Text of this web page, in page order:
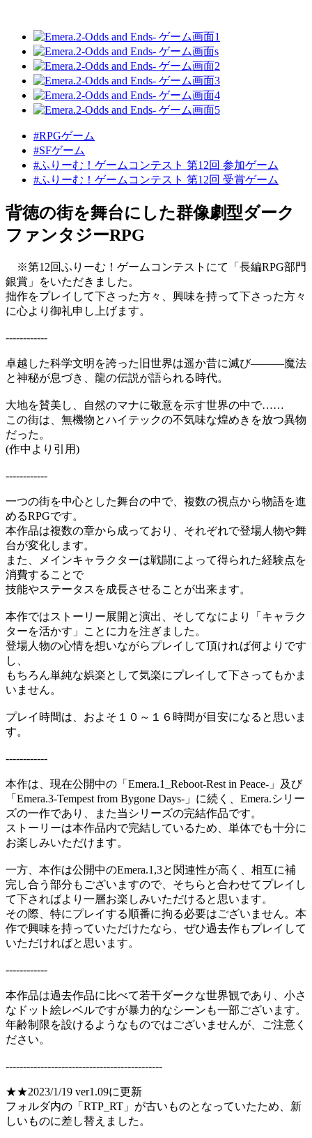
#RPGゲーム
#SFゲーム
#ふりーむ！ゲームコンテスト 第12回 参加ゲーム
#ふりーむ！ゲームコンテスト 第12回 受賞ゲーム
背徳の街を舞台にした群像劇型ダーク
ファンタジーRPG
※第12回ふりーむ！ゲームコンテストにて「長編RPG部門
銀賞」をいただきました。
拙作をプレイして下さった方々、興味を持って下さった方々
に心より御礼申し上げます。
------------
卓越した科学文明を誇った旧世界は遥か昔に滅び―――魔法
と神秘が息づき、龍の伝説が語られる時代。
大地を賛美し、自然のマナに敬意を示す世界の中で……
この街は、無機物とハイテックの不気味な煌めきを放つ異物
だった。
(作中より引用)
------------
一つの街を中心とした舞台の中で、複数の視点から物語を進
めるRPGです。
本作品は複数の章から成っており、それぞれで登場人物や舞
台が変化します。
また、メインキャラクターは戦闘によって得られた経験点を
消費することで
技能やステータスを成長させることが出来ます。
本作ではストーリー展開と演出、そしてなにより「キャラク
ターを活かす」ことに力を注ぎました。
登場人物の心情を想いながらプレイして頂ければ何よりです
し、
もちろん単純な娯楽として気楽にプレイして下さってもかま
いません。
プレイ時間は、およそ１０～１６時間が目安になると思いま
す。
------------
本作は、現在公開中の「Emera.1_Reboot-Rest in Peace-」及び
「Emera.3-Tempest from Bygone Days-」に続く、Emera.シリー
ズの一作であり、また当シリーズの完結作品です。
ストーリーは本作品内で完結しているため、単体でも十分に
お楽しみいただけます。
一方、本作は公開中のEmera.1,3と関連性が高く、相互に補
完し合う部分もございますので、そちらと合わせてプレイし
て下さればより一層お楽しみいただけると思います。
その際、特にプレイする順番に拘る必要はございません。本
作で興味を持っていただけたなら、ぜひ過去作もプレイして
いただければと思います。
------------
本作品は過去作品に比べて若干ダークな世界観であり、小さ
なドット絵レベルですが暴力的なシーンも一部ございます。
年齢制限を設けるようなものではございませんが、ご注意く
ださい。
---------------------------------------------
★★2023/1/19 ver1.09に更新
フォルダ内の「RTP_RT」が古いものとなっていたため、新
しいものに差し替えました。